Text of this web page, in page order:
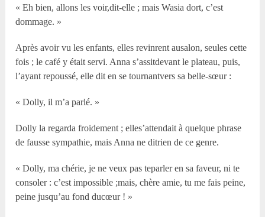
« Eh bien, allons les voir,dit-elle ; mais Wasia dort, c’est
dommage. »
Après avoir vu les enfants, elles revinrent ausalon, seules cette
fois ; le café y était servi. Anna s’assitdevant le plateau, puis,
l’ayant repoussé, elle dit en se tournantvers sa belle-sœur :
« Dolly, il m’a parlé. »
Dolly la regarda froidement ; elles’attendait à quelque phrase
de fausse sympathie, mais Anna ne ditrien de ce genre.
« Dolly, ma chérie, je ne veux pas teparler en sa faveur, ni te
consoler : c’est impossible ;mais, chère amie, tu me fais peine,
peine jusqu’au fond ducœur ! »